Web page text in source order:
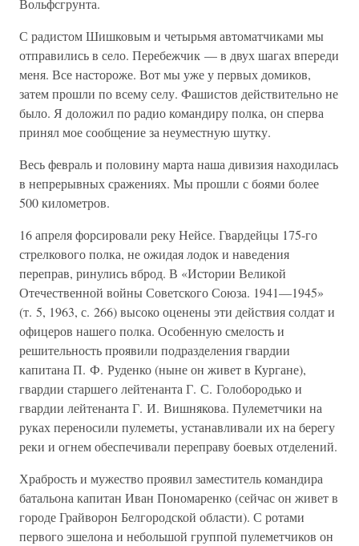
Вольфсгрунта.
С радистом Шишковым и четырьмя автоматчиками мы
отправились в село. Перебежчик — в двух шагах впереди
меня. Все настороже. Вот мы уже у первых домиков,
затем прошли по всему селу. Фашистов действительно не
было. Я доложил по радио командиру полка, он сперва
принял мое сообщение за неуместную шутку.
Весь февраль и половину марта наша дивизия находилась
в непрерывных сражениях. Мы прошли с боями более
500 километров.
16 апреля форсировали реку Нейсе. Гвардейцы 175-го
стрелкового полка, не ожидая лодок и наведения
переправ, ринулись вброд. В «Истории Великой
Отечественной войны Советского Союза. 1941—1945»
(т. 5, 1963, с. 266) высоко оценены эти действия солдат и
офицеров нашего полка. Особенную смелость и
решительность проявили подразделения гвардии
капитана П. Ф. Руденко (ныне он живет в Кургане),
гвардии старшего лейтенанта Г. С. Голобородько и
гвардии лейтенанта Г. И. Вишнякова. Пулеметчики на
руках переносили пулеметы, устанавливали их на берегу
реки и огнем обеспечивали переправу боевых отделений.
Храбрость и мужество проявил заместитель командира
батальона капитан Иван Пономаренко (сейчас он живет в
городе Грайворон Белгородской области). С ротами
первого эшелона и небольшой группой пулеметчиков он